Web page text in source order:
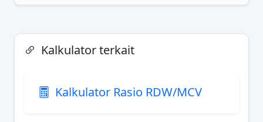
Kalkulator terkait
Kalkulator Rasio RDW/MCV